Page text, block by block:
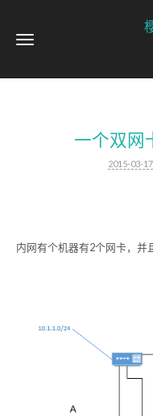
一个双网
2015-03-17
内网有个机器有2个网卡，并